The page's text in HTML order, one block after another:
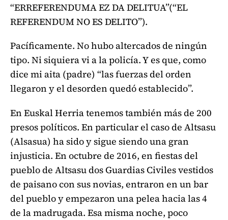
“ERREFERENDUMA EZ DA DELITUA”(“EL
REFERENDUM NO ES DELITO”).
Pacíficamente. No hubo altercados de ningún
tipo. Ni siquiera vi a la policía. Y es que, como
dice mi aita (padre) “las fuerzas del orden
llegaron y el desorden quedó establecido”.
En Euskal Herria tenemos también más de 200
presos políticos. En particular el caso de Altsasu
(Alsasua) ha sido y sigue siendo una gran
injusticia. En octubre de 2016, en fiestas del
pueblo de Altsasu dos Guardias Civiles vestidos
de paisano con sus novias, entraron en un bar
del pueblo y empezaron una pelea hacia las 4
de la madrugada. Esa misma noche, poco